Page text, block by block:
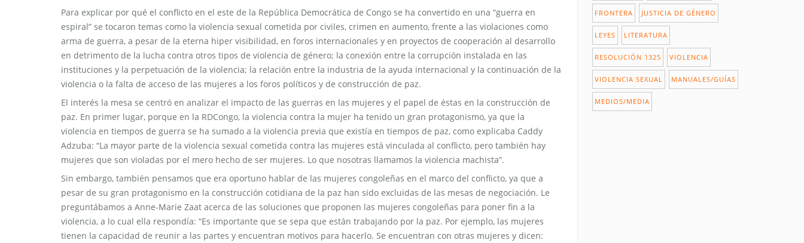
Para explicar por qué el conflicto en el este de la República Democrática de Congo se ha convertido en una “guerra en
espiral” se tocaron temas como la violencia sexual cometida por civiles, crimen en aumento, frente a las violaciones como
arma de guerra, a pesar de la eterna hiper visibilidad, en foros internacionales y en proyectos de cooperación al desarrollo
en detrimento de la lucha contra otros tipos de violencia de género; la conexión entre la corrupción instalada en las
instituciones y la perpetuación de la violencia; la relación entre la industria de la ayuda internacional y la continuación de la
violencia o la falta de acceso de las mujeres a los foros políticos y de construcción de paz.
El interés la mesa se centró en analizar el impacto de las guerras en las mujeres y el papel de éstas en la construcción de
paz. En primer lugar, porque en la RDCongo, la violencia contra la mujer ha tenido un gran protagonismo, ya que la
violencia en tiempos de guerra se ha sumado a la violencia previa que existía en tiempos de paz, como explicaba Caddy
Adzuba: “La mayor parte de la violencia sexual cometida contra las mujeres está vinculada al conflicto, pero también hay
mujeres que son violadas por el mero hecho de ser mujeres. Lo que nosotras llamamos la violencia machista”.
Sin embargo, también pensamos que era oportuno hablar de las mujeres congoleñas en el marco del conflicto, ya que a
pesar de su gran protagonismo en la construcción cotidiana de la paz han sido excluidas de las mesas de negociación. Le
preguntábamos a Anne-Marie Zaat acerca de las soluciones que proponen las mujeres congoleñas para poner fin a la
violencia, a lo cual ella respondía: “Es importante que se sepa que están trabajando por la paz. Por ejemplo, las mujeres
tienen la capacidad de reunir a las partes y encuentran motivos para hacerlo. Se encuentran con otras mujeres y dicen:
FRONTERA JUSTICIA DE GÉNERO
LEYES LITERATURA
RESOLUCIÓN 1325 VIOLENCIA
VIOLENCIA SEXUAL MANUALES/GUÍAS
MEDIOS/MEDIA